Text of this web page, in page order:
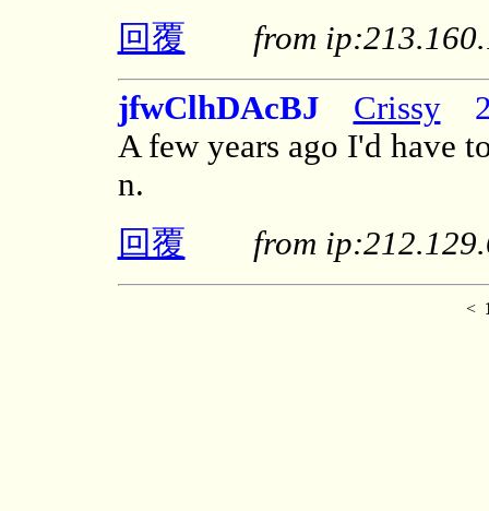
回覆
from
jfwClhDAcBJ
Crissy
A few years ago I'd have
n.
回覆
from
<